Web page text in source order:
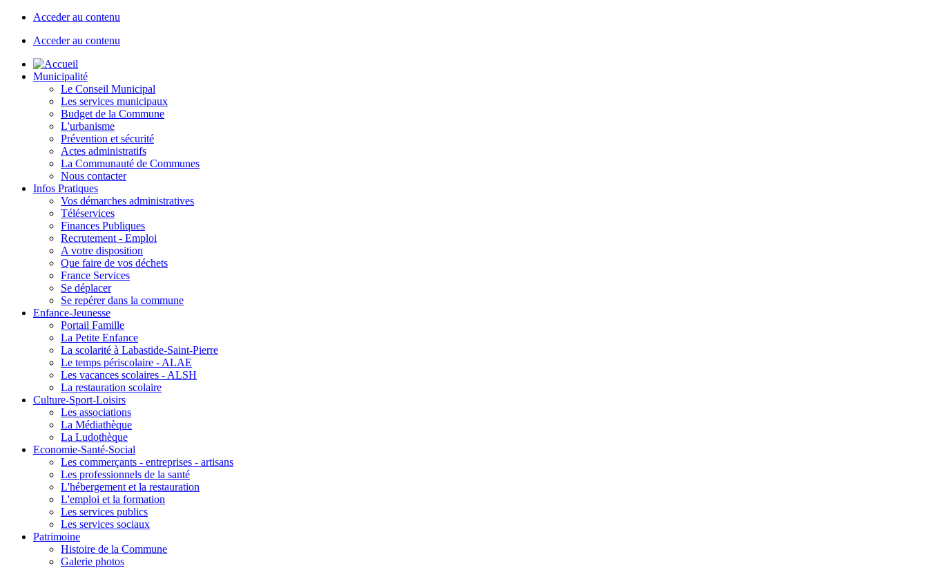
Acceder au contenu
Acceder au contenu
Municipalité
Le Conseil Municipal
Les services municipaux
Budget de la Commune
L'urbanisme
Prévention et sécurité
Actes administratifs
La Communauté de Communes
Nous contacter
Infos Pratiques
Vos démarches administratives
Téléservices
Finances Publiques
Recrutement - Emploi
A votre disposition
Que faire de vos déchets
France Services
Se déplacer
Se repérer dans la commune
Enfance-Jeunesse
Portail Famille
La Petite Enfance
La scolarité à Labastide-Saint-Pierre
Le temps périscolaire - ALAE
Les vacances scolaires - ALSH
La restauration scolaire
Culture-Sport-Loisirs
Les associations
La Médiathèque
La Ludothèque
Economie-Santé-Social
Les commerçants - entreprises - artisans
Les professionnels de la santé
L'hébergement et la restauration
L'emploi et la formation
Les services publics
Les services sociaux
Patrimoine
Histoire de la Commune
Galerie photos